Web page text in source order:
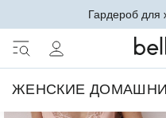
Гардероб для
ЖЕНСКИЕ